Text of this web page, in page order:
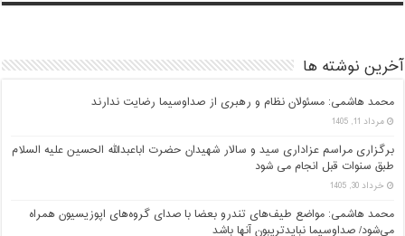
آخرین نوشته ها
محمد هاشمی: مسئولان نظام و رهبری از صداوسیما رضایت ندارند
مرداد 11, 1405
برگزاری مراسم عزاداری سید و سالار شهیدان حضرت اباعبدالله الحسین علیه السلام
طبق سنوات قبل انجام می شود
خرداد 30, 1405
محمد هاشمی: مواضع طیف‌های تندرو بعضا با صدای گروه‌های اپوزیسیون همراه
می‌شود/ صداوسیما نبایدتریبون آنها باشد